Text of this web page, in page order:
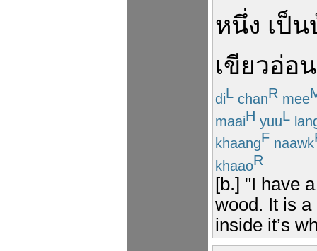
หนึ่ง เป็น
เขียวอ่อน
diL chanR mee
maaiH yuuL
khaangF naawk
khaaoR
[b.] "I have
wood. It is a
inside it’s